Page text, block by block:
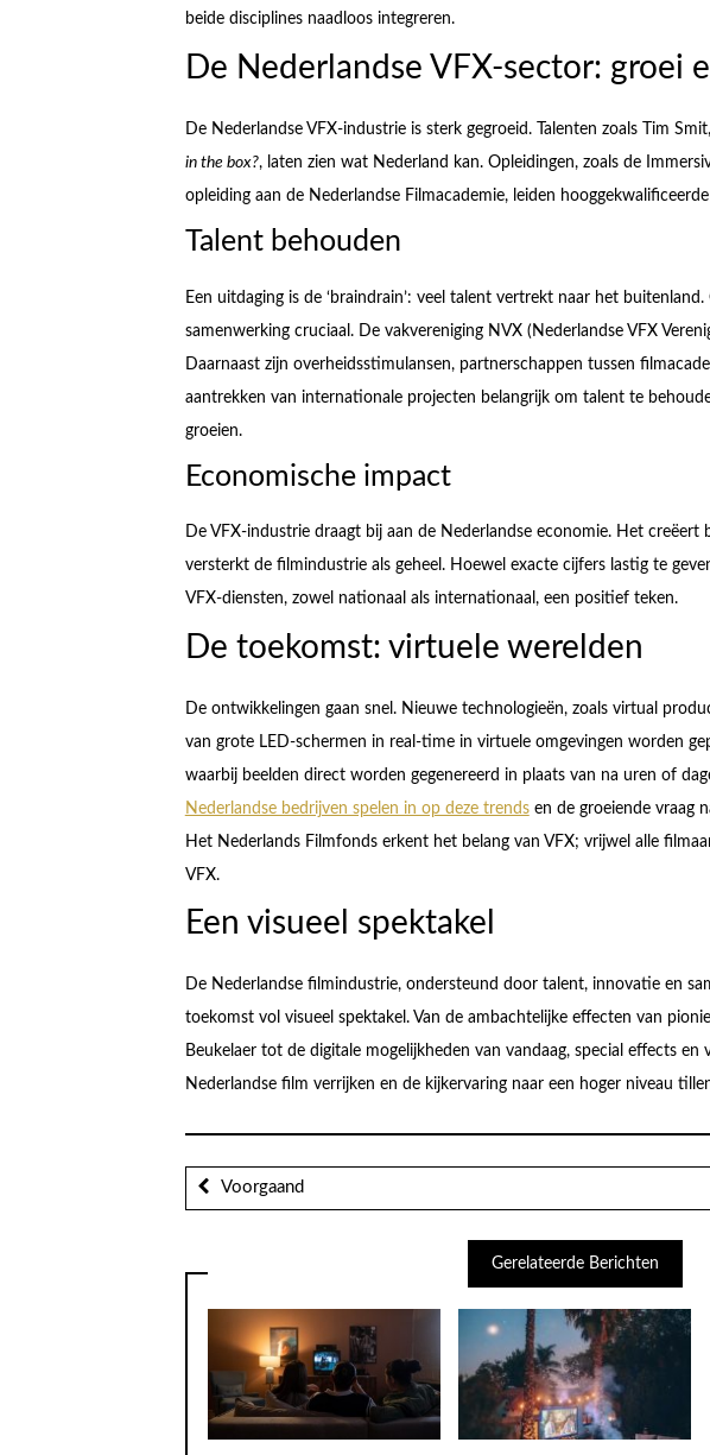
beide disciplines naadloos integreren.
De Nederlandse VFX-sector: groei
De Nederlandse VFX-industrie is sterk gegroeid. Talenten zoals Tim
in the box?, laten zien wat Nederland kan. Opleidingen, zoals de
opleiding aan de Nederlandse Filmacademie, leiden
Talent behouden
Een uitdaging is de ‘braindrain’: veel talent vertrekt naar het
samenwerking cruciaal. De vakvereniging NVX (Nederlandse VFX
Daarnaast zijn overheidsstimulansen, partnerschappen tussen
aantrekken van internationale projecten belangrijk om talent te
groeien.
Economische impact
De VFX-industrie draagt bij aan de Nederlandse economie. Het creëert
versterkt de filmindustrie als geheel. Hoewel exacte cijfers lastig te
VFX-diensten, zowel nationaal als internationaal, een positief teken.
De toekomst: virtuele werelden
De ontwikkelingen gaan snel. Nieuwe technologieën, zoals virtual
van grote LED-schermen in real-time in virtuele omgevingen worden
waarbij beelden direct worden gegenereerd in plaats van na uren of
Nederlandse bedrijven spelen in op deze trendsen de groeiende vraag
Het Nederlands Filmfonds erkent het belang van VFX; vrijwel alle
VFX.
Een visueel spektakel
De Nederlandse filmindustrie, ondersteund door talent, innovatie en
toekomst vol visueel spektakel. Van de ambachtelijke effecten van
Beukelaer tot de digitale mogelijkheden van vandaag, special effects en
Nederlandse film verrijken en de kijkervaring naar een hoger niveau
Voorgaand
Gerelateerde Berichten